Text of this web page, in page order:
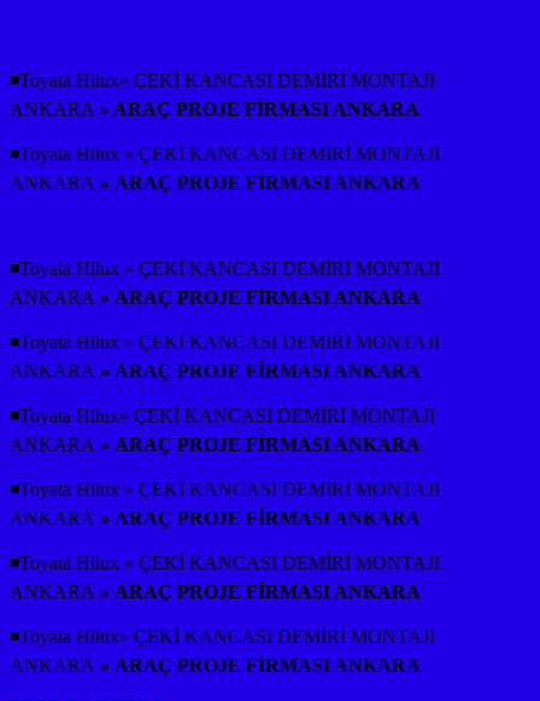
◾Toyata Hilux» ÇEKİ KANCASI DEMİRİ MONTAJI
ANKARA » ARAÇ PROJE FİRMASI ANKARA
◾Toyata Hilux » ÇEKİ KANCASI DEMİRİ MONTAJI
ANKARA » ARAÇ PROJE FİRMASI ANKARA
◾Toyata Hilux » ÇEKİ KANCASI DEMİRİ MONTAJI
ANKARA » ARAÇ PROJE FİRMASI ANKARA
◾Toyata Hilux » ÇEKİ KANCASI DEMİRİ MONTAJI
ANKARA » ARAÇ PROJE FİRMASI ANKARA
◾Toyata Hilux» ÇEKİ KANCASI DEMİRİ MONTAJI
ANKARA » ARAÇ PROJE FİRMASI ANKARA
◾Toyata Hilux » ÇEKİ KANCASI DEMİRİ MONTAJI
ANKARA » ARAÇ PROJE FİRMASI ANKARA
◾Toyata Hilux » ÇEKİ KANCASI DEMİRİ MONTAJI
ANKARA » ARAÇ PROJE FİRMASI ANKARA
◾Toyata Hilux» ÇEKİ KANCASI DEMİRİ MONTAJI
ANKARA » ARAÇ PROJE FİRMASI ANKARA